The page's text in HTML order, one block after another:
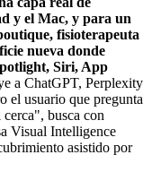
y el Mac, y para un
fisioterapeuta
nueva donde
Siri, App
a ChatGPT, Perplexity
el usuario que pregunta
busca con
Visual Intelligence
asistido por